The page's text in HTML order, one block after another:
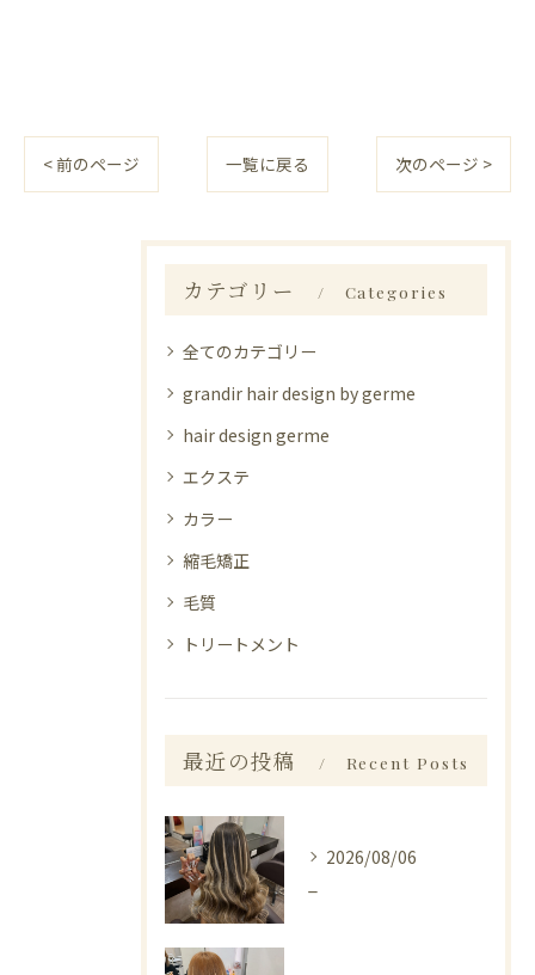
< 前のページ 一覧に戻る 次のページ >
カテゴリー Categories
全てのカテゴリー
grandir hair design by germe
hair design germe
エクステ
カラー
縮毛矯正
毛質
トリートメント
最近の投稿 Recent Posts
2026/08/06